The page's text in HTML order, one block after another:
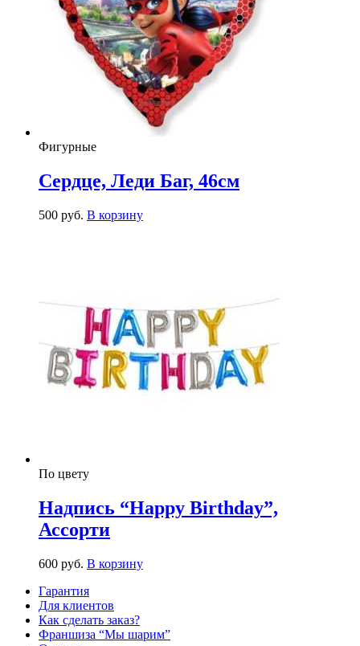
Фигурные
Сердце, Леди Баг, 46см
500 руб. В корзину
По цвету
Надпись “Happy Birthday”,
Ассорти
600 руб. В корзину
Гарантия
Для клиентов
Как сделать заказ?
Франшиза “Мы шарим”